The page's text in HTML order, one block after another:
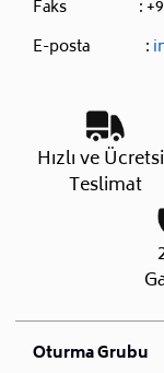
Faks : +90
E-posta :
Hızlı ve
Teslimat
Oturma Grubu